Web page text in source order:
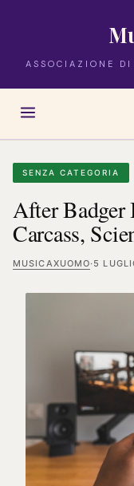
ASSOCIAZIONE DI
SENZA CATEGORIA
After Badger
Carcass,
MUSICAXUOMO·5